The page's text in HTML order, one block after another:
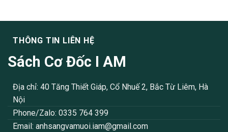
THÔNG TIN LIÊN HỆ
Sách Cơ Đốc I AM
Địa chỉ: 40 Tăng Thiết Giáp, Cổ Nhuế 2, Bắc Từ Liêm, Hà
Nội
Phone/Zalo: 0335 764 399
Email: anhsangvamuoi.iam@gmail.com